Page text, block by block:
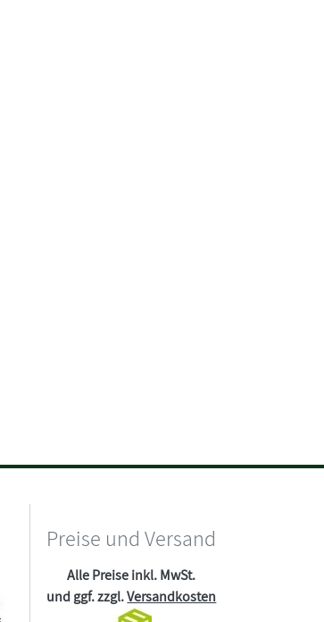
Preise und Versand
Alle Preise inkl. MwSt.
und ggf. zzgl.Versandkosten